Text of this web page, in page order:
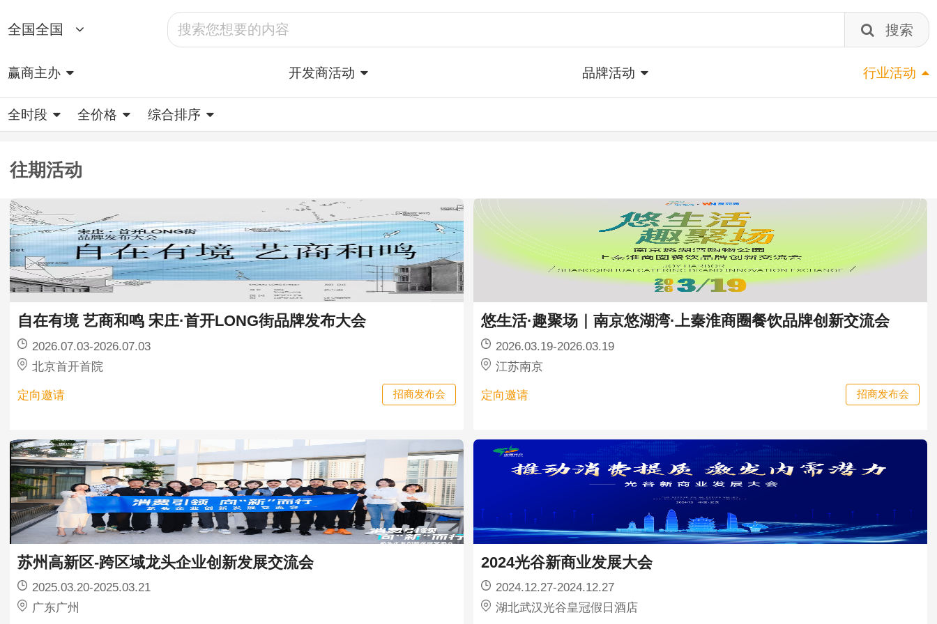
全国全国 搜索
赢商主办 开发商活动 品牌活动 行业活动
全时段 全价格 综合排序
往期活动
自在有境 艺商和鸣 宋庄·首开LONG街品牌发布大会
2026.07.03-2026.07.03
北京首开首院
定向邀请 招商发布会
悠生活·趣聚场｜南京悠湖湾·上秦淮商圈餐饮品牌创新交流会
2026.03.19-2026.03.19
江苏南京
定向邀请 招商发布会
苏州高新区-跨区域龙头企业创新发展交流会
2025.03.20-2025.03.21
广东广州
2024光谷新商业发展大会
2024.12.27-2024.12.27
湖北武汉光谷皇冠假日酒店